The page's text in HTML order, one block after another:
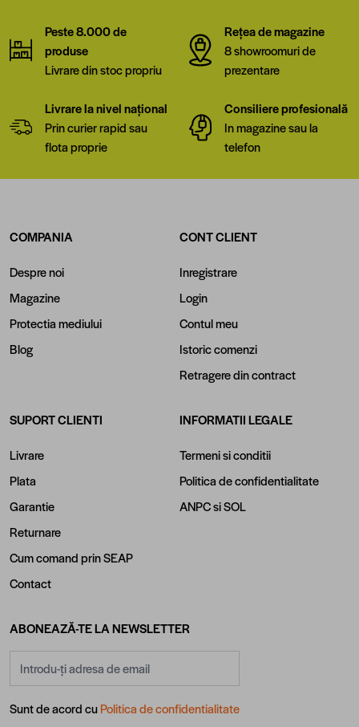
Peste 8.000 de
produse
Livrare din stoc propriu
Rețea de magazine
8 showroomuri de
prezentare
Livrare la nivel național
Prin curier rapid sau
flota proprie
Consiliere profesională
In magazine sau la
telefon
COMPANIA
Despre noi
Magazine
Protectia mediului
Blog
CONT CLIENT
Inregistrare
Login
Contul meu
Istoric comenzi
Retragere din contract
SUPORT CLIENTI
Livrare
Plata
Garantie
Returnare
Cum comand prin SEAP
Contact
INFORMATII LEGALE
Termeni si conditii
Politica de confidentialitate
ANPCsiSOL
ABONEAZĂ-TE LA NEWSLETTER
Sunt de acord cuPolitica de confidentialitate